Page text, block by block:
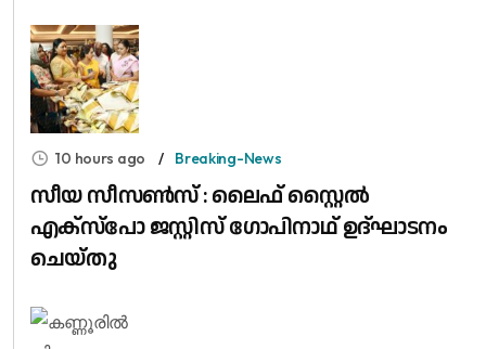
10 hours ago Breaking-News
സീയ സീസൺസ് : ലൈഫ് സ്റ്റൈൽ
എക്സ്പോ ജസ്റ്റിസ് ഗോപിനാഥ് ഉദ്‌ഘാടനം
ചെയ്തു